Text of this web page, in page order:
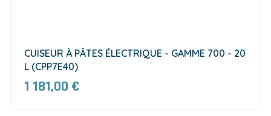
CUISEUR À PÂTES ÉLECTRIQUE - GAMME 700 - 20
L (CPP7E40)
1 181,00 €